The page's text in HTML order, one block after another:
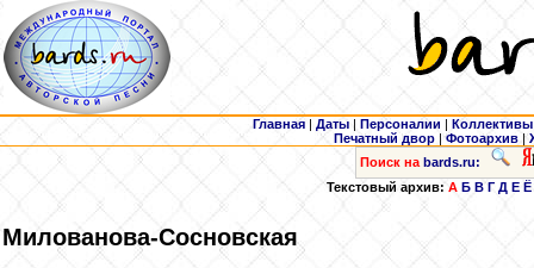
Главная | Даты | Персоналии | Коллективы
Печатный двор |Фотоархив |
Поиск на bards.ru:
Текстовый архив:А Б В Г Д Е Ё
Милованова-Сосновская